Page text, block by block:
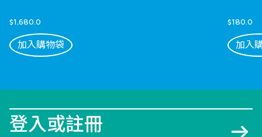
$1,680.0
加入購物袋
$180.0
加入
登入或註冊